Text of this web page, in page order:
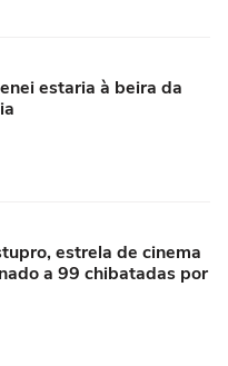
estaria à beira da
estrela de cinema
a 99 chibatadas por